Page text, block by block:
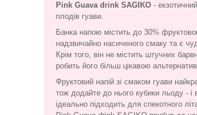
Pink Guava drink SAGIKO -
плодів гуави.
Банка напою містить до 30%
надзвичайно насиченого смаку та є
Крім того, він не містить штучних
робить його більш цікавою
Фруктовий напій зі смаком гуави
тож додайте до нього кубики льоду - і
ідеально підходить для спекотного